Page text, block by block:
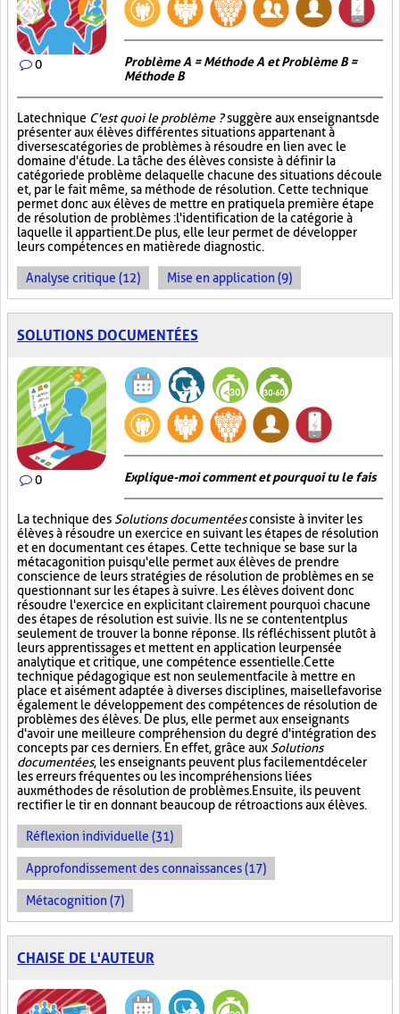
0
Problème A = Méthode A et Problème B =
Méthode B
La technique C'est quoi le problème ?suggère aux enseignants de
présenter aux élèves différentes situations appartenant à
diverses catégories de problèmes à résoudre en lien avec le
domaine d'étude. La tâche des élèves consiste à définir la
catégorie de problème de laquelle chacune des situations découle
et, par le fait même, sa méthode de résolution. Cette technique
permet donc aux élèves de mettre en pratique la première étape
de résolution de problèmes : l'identification de la catégorie à
laquelle il appartient. De plus, elle leur permet de développer
leurs compétences en matière de diagnostic.
Analyse critique (12) Mise en application (9)
SOLUTIONS DOCUMENTÉES
0 Explique-moi comment et pourquoi tu le fais
La technique des Solutions documentéesconsiste à inviter les
élèves à résoudre un exercice en suivant les étapes de résolution
et en documentant ces étapes. Cette technique se base sur la
métacagonition puisqu'elle permet aux élèves de prendre
conscience de leurs stratégies de résolution de problèmes en se
questionnant sur les étapes à suivre. Les élèves doivent donc
résoudre l'exercice en explicitant clairement pourquoi chacune
des étapes de résolution est suivie. Ils ne se contentent plus
seulement de trouver la bonne réponse. Ils réfléchissent plutôt à
leurs apprentissages et mettent en application leur pensée
analytique et critique, une compétence essentielle. Cette
technique pédagogique est non seulement facile à mettre en
place et aisément adaptée à diverses disciplines, mais elle favorise
également le développement des compétences de résolution de
problèmes des élèves. De plus, elle permet aux enseignants
d'avoir une meilleure compréhension du degré d'intégration des
concepts par ces derniers. En effet, grâce aux Solutions
documentées, les enseignants peuvent plus facilement déceler
les erreurs fréquentes ou les incompréhensions liées
aux méthodes de résolution de problèmes. Ensuite, ils peuvent
rectifier le tir en donnant beaucoup de rétroactions aux élèves.
Réflexion individuelle (31)
Approfondissement des connaissances (17)
Métacognition (7)
CHAISE DE L'AUTEUR